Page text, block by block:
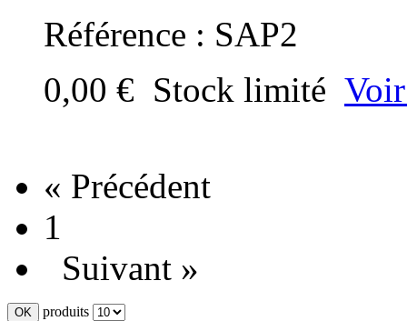
Référence : SAP2
0,00 € Stock limité
« Précédent
1
Suivant »
produits